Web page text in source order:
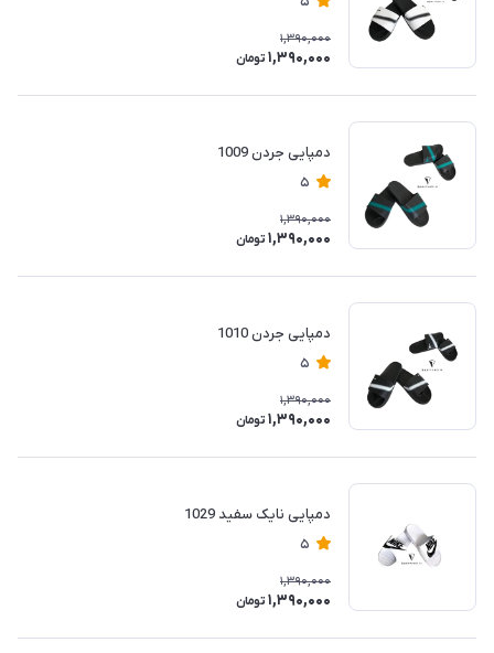
1,390,000
1,390,000 تومان
دمپایی جردن 1009
5
1,390,000
1,390,000 تومان
دمپایی جردن 1010
5
1,390,000
1,390,000 تومان
دمپایی نایک سفید 1029
5
1,390,000
1,390,000 تومان